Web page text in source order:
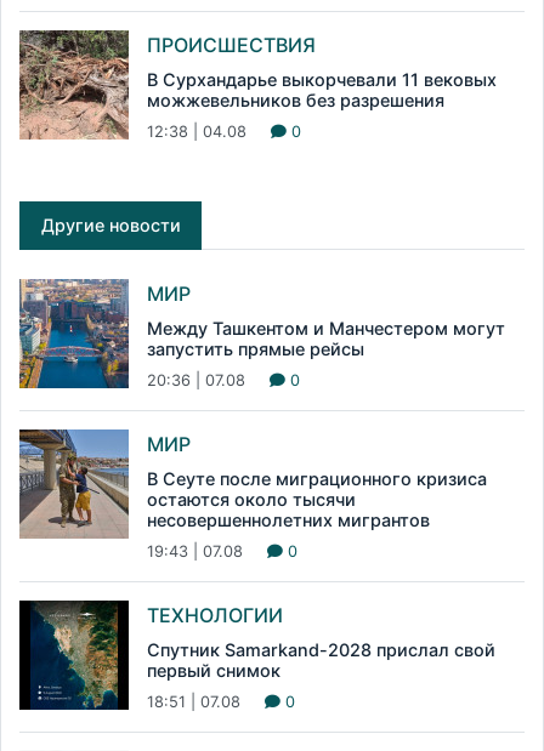
ПРОИСШЕСТВИЯ
В Сурхандарье выкорчевали 11 вековых
можжевельников без разрешения
12:38 | 04.08 0
Другие новости
МИР
Между Ташкентом и Манчестером могут
запустить прямые рейсы
20:36 | 07.08 0
МИР
В Сеуте после миграционного кризиса
остаются около тысячи
несовершеннолетних мигрантов
19:43 | 07.08 0
ТЕХНОЛОГИИ
Спутник Samarkand-2028 прислал свой
первый снимок
18:51 | 07.08 0